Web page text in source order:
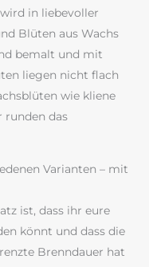
in liebevoller
Blüten aus Wachs
bemalt und mit
liegen nicht flach
wie kliene
runden das
Varianten – mit
ist, dass ihr eure
könnt und dass die
Brenndauer hat